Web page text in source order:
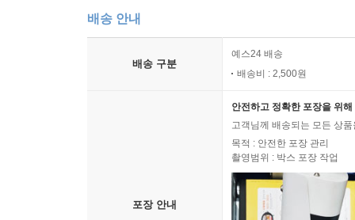
배송 안내
배송 구분
예스24 배송
배송비 : 2,500원
포장 안내
안전하고 정확한 포장을 위
고객님께 배송되는 모든 상
목적 : 안전한 포장 관리
촬영범위 : 박스 포장 작업